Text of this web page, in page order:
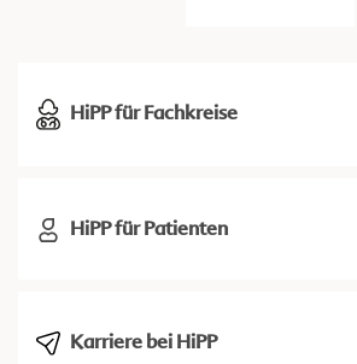
HiPP für Fachkreise
HiPP für Patienten
Karriere bei HiPP